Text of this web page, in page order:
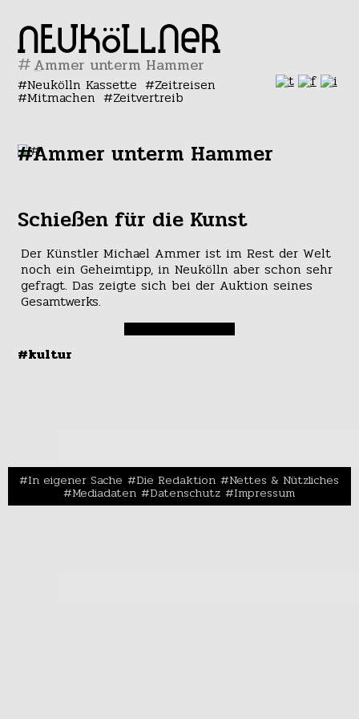
#
Neukölln Kassette Zeitreisen
Mitmachen Zeitvertreib
#Ammer unterm Hammer
Schießen für die Kunst
Der Künstler Michael Ammer ist im Rest der Welt
noch ein Geheimtipp, in Neukölln aber schon sehr
gefragt. Das zeigte sich bei der Auktion seines
Gesamtwerks.
#kultur
In eigener Sache Die Redaktion Nettes & Nützliches
Mediadaten Datenschutz Impressum